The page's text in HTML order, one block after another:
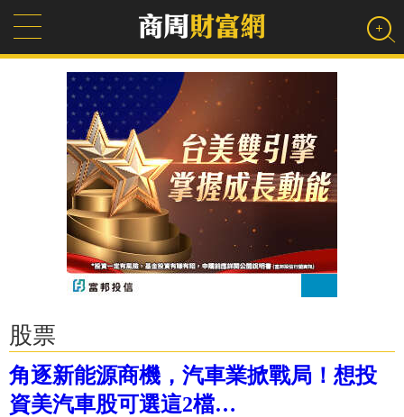
股票
角逐新能源商機，汽車業掀戰局！想投
資美汽車股可選這2檔…